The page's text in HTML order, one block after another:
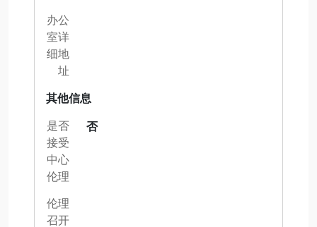
办公
室详
细地
址
其他信息
是否
接受
中心
伦理
否
伦理
召开